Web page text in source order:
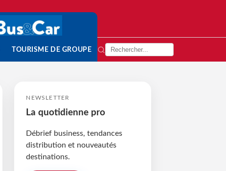
TOURISME DE GROUPE
NEWSLETTER
La quotidienne pro
Débrief business, tendances
distribution et nouveautés
destinations.